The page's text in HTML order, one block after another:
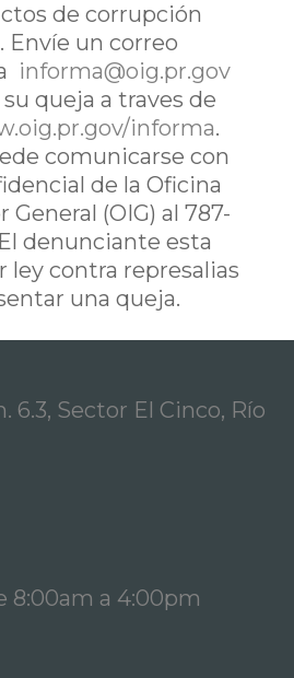
de corrupción
Envíe un correo
informa@oig.pr.gov
queja a traves de
informa.
comunicarse con
de la Oficina
(OIG) al 787-
denunciante esta
ley contra represalias
una queja.
6.3, Sector El Cinco, Río
8:00am a 4:00pm